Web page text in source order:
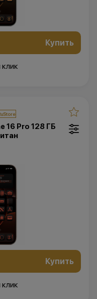
Купить
16 Pro 128 ГБ
Купить